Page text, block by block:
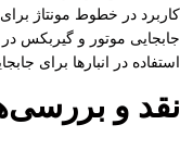
کاربرد در خطوط مونتاژ
جابجایی موتور و گیربکس
استفاده در انبارها برای
نقد و